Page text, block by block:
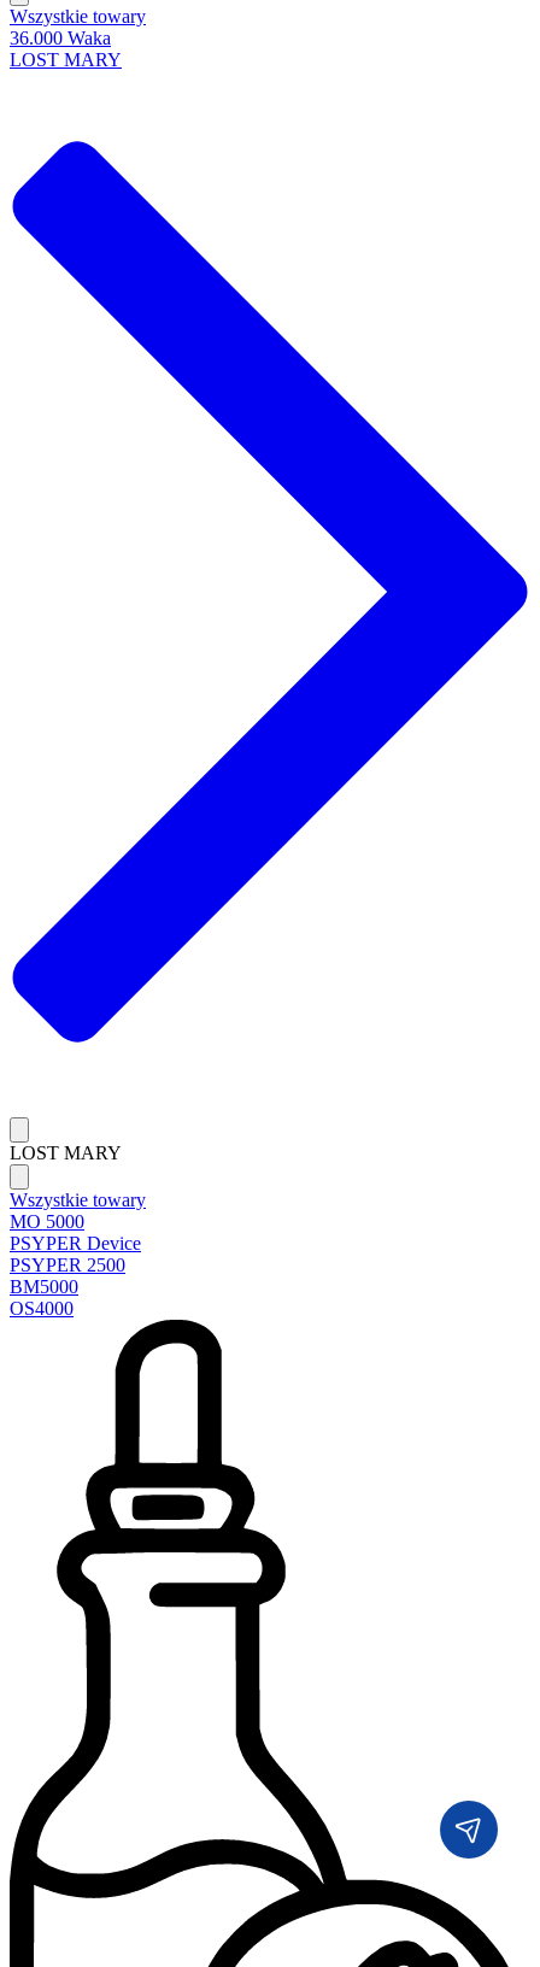
Wszystkie towary
36.000 Waka
LOST MARY
LOST MARY
Wszystkie towary
MO 5000
PSYPER Device
PSYPER 2500
BM5000
OS4000